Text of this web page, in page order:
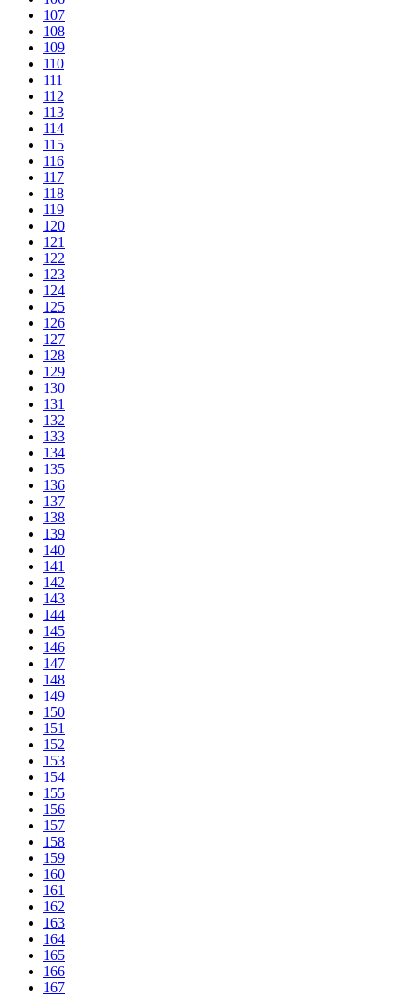
107
108
109
110
111
112
113
114
115
116
117
118
119
120
121
122
123
124
125
126
127
128
129
130
131
132
133
134
135
136
137
138
139
140
141
142
143
144
145
146
147
148
149
150
151
152
153
154
155
156
157
158
159
160
161
162
163
164
165
166
167